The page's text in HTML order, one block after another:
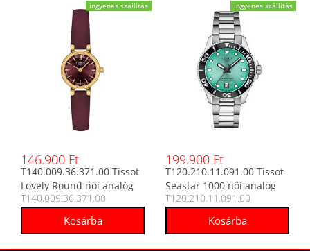
ingyenes szállítás
146.900 Ft
T140.009.36.371.00 Tissot
Lovely Round női analóg
karóra
T140.009.36.371.00
ingyenes szállítás
199.900 Ft
T120.210.11.091.00 Tissot
Seastar 1000 női analóg
karóra
T120.210.11.091.00